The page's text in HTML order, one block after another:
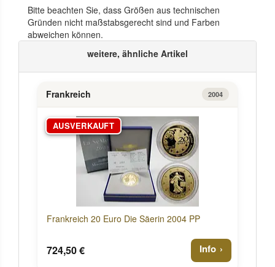
Bitte beachten Sie, dass Größen aus technischen
Gründen nicht maßstabsgerecht sind und Farben
abweichen können.
weitere, ähnliche Artikel
Frankreich 2004
AUSVERKAUFT
Frankreich 20 Euro Die Säerin 2004 PP
724,50 € Info